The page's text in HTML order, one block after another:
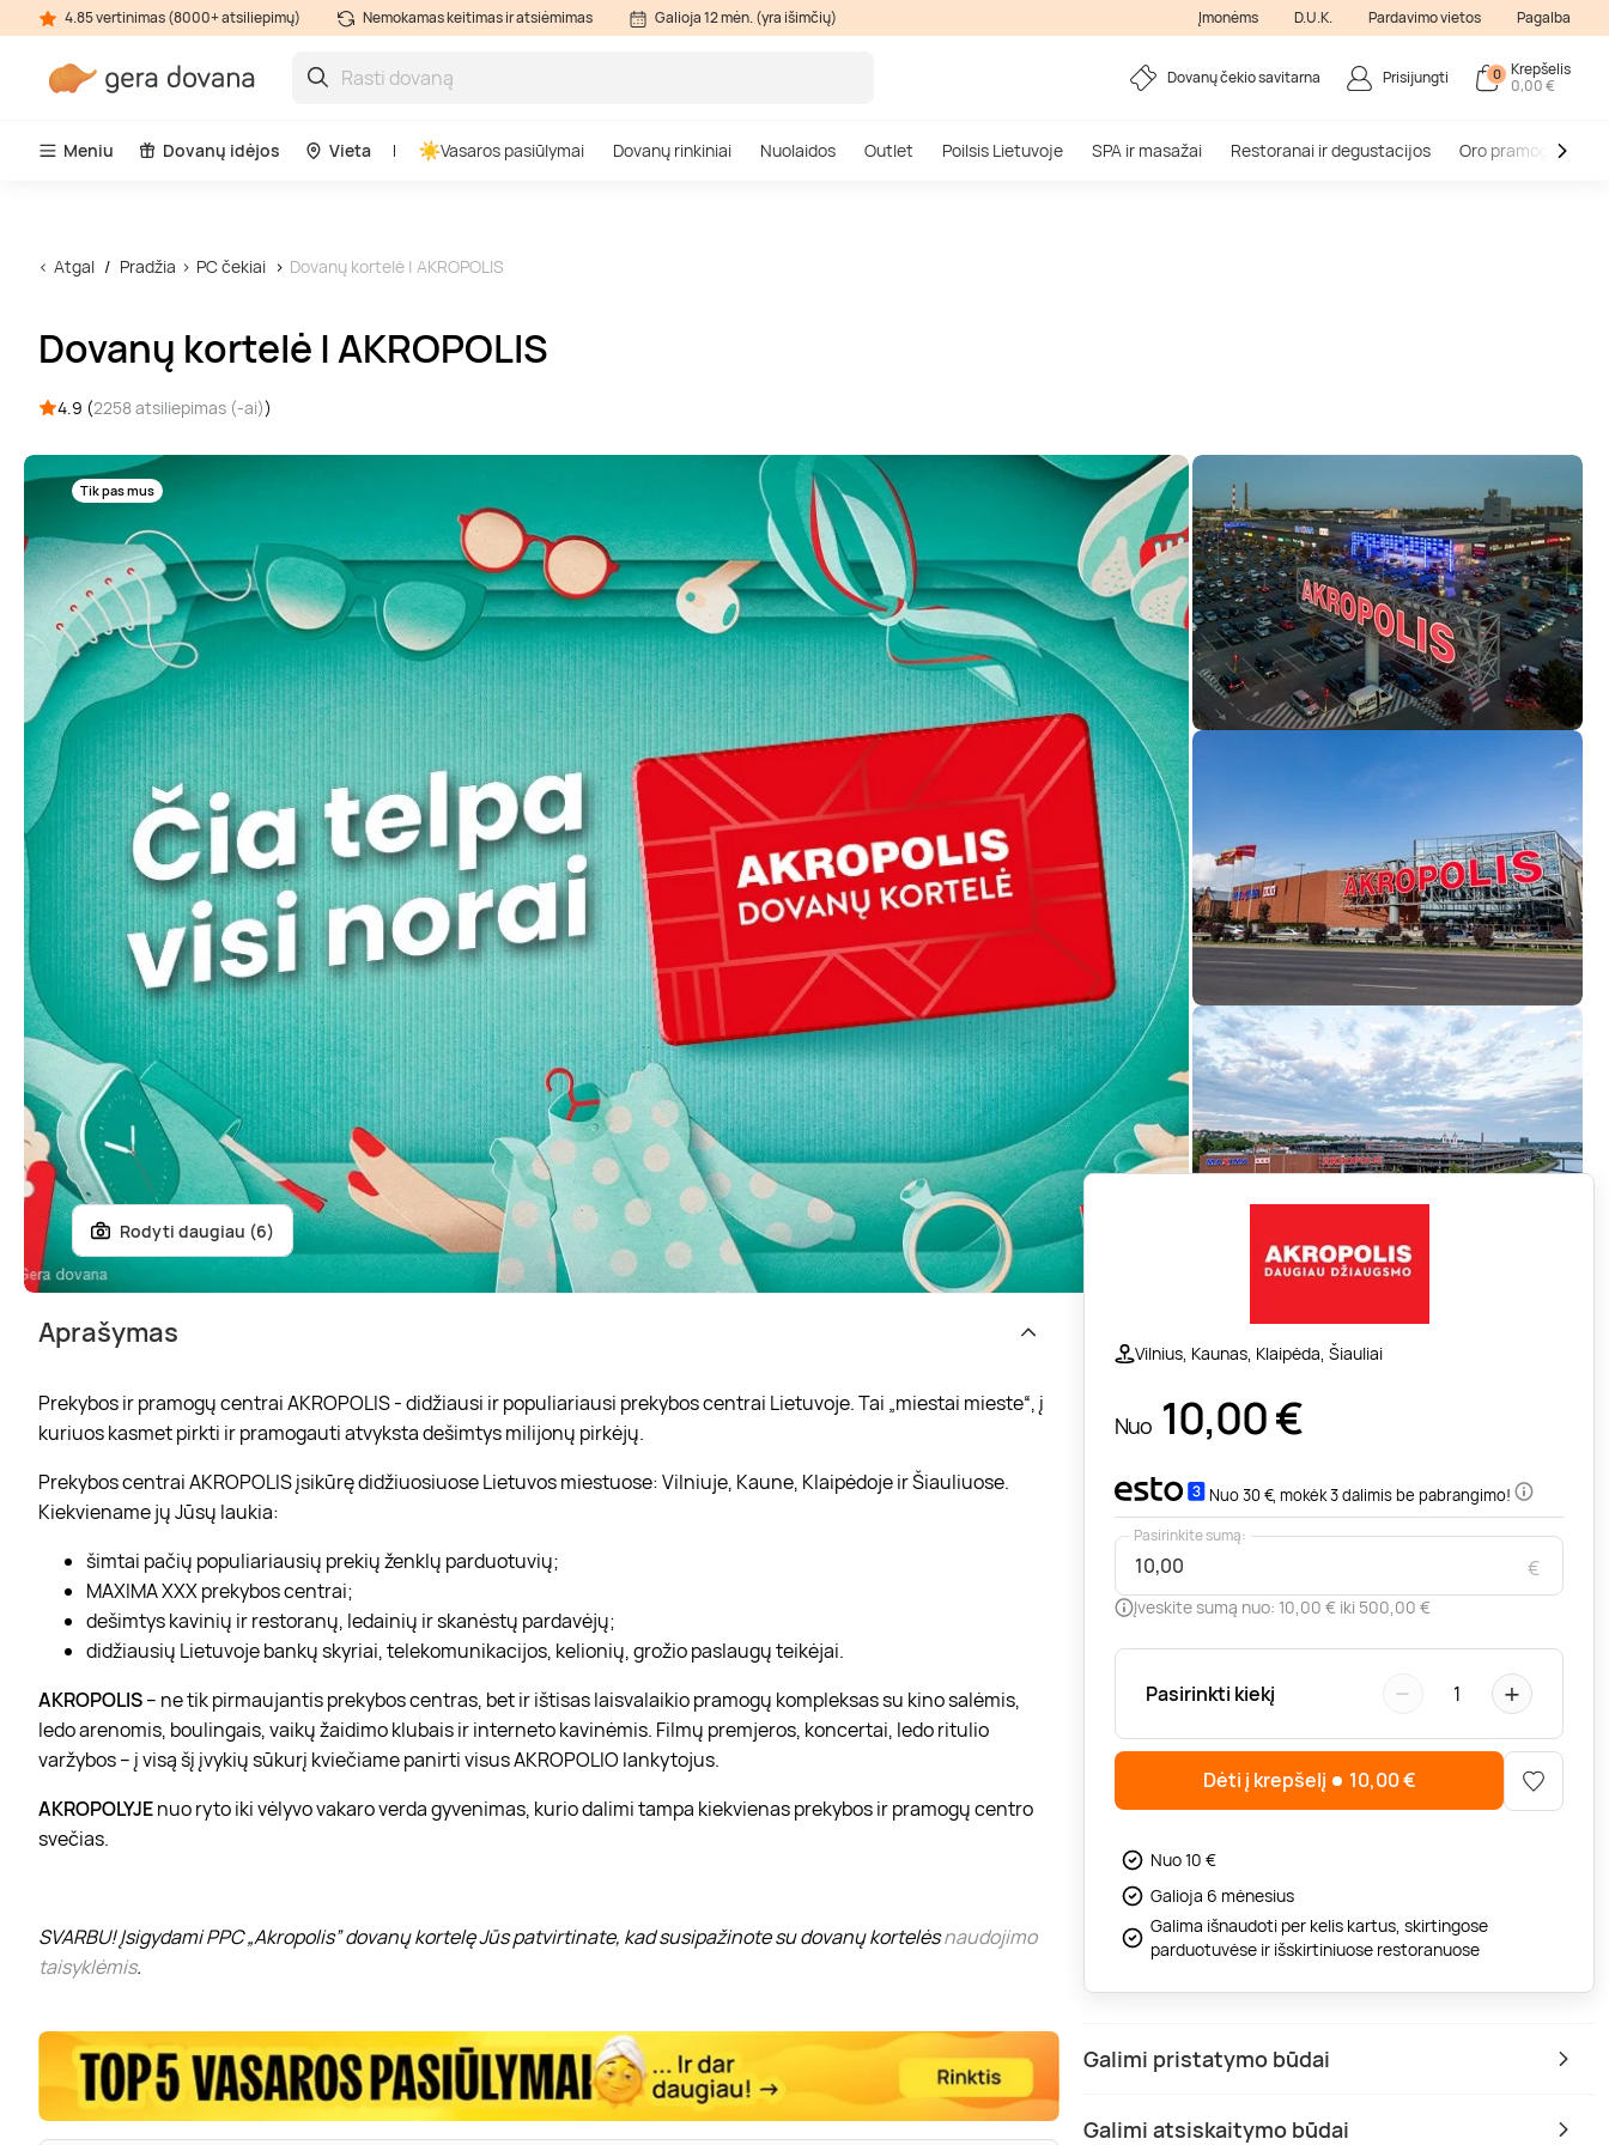
4.85 vertinimas (8000+ atsiliepimų) Nemokamas keitimas ir atsiėmimas Galioja 12 mėn. (yra išimčių) Įmonėms D.U.K. Pardavimo vietos Pagalba
Dovanų čekio savitarna Prisijungti 0 Krepšelis
0,00 €
Meniu Dovanų idėjos Vieta Vasaros pasiūlymai Dovanų rinkiniai Nuolaidos Outlet Poilsis Lietuvoje SPA ir masažai Restoranai ir degustacijos Oro pramogos
Atgal Pradžia PC čekiai Dovanų kortelė | AKROPOLIS
Dovanų kortelė | AKROPOLIS
4.9 (2258 atsiliepimas (-ai))
Tik pas mus
Rodyti daugiau (6)
Vilnius, Kaunas, Klaipėda, Šiauliai
Nuo 10,00€
Nuo 30 €, mokėk 3 dalimis be pabrangimo!
€
Pasirinkite sumą:
Įveskite sumą nuo: 10,00 € iki 500,00 €
Pasirinkti kiekį − 1 +
Dėti į krepšelį 10,00€
Nuo 10 €
Galioja 6 mėnesius
Galima išnaudoti per kelis kartus, skirtingose
parduotuvėse ir išskirtiniuose restoranuose
Galimi pristatymo būdai
Galimi atsiskaitymo būdai
Aprašymas
Prekybos ir pramogų centrai AKROPOLIS - didžiausi ir populiariausi prekybos centrai Lietuvoje. Tai „miestai mieste“, į
kuriuos kasmet pirkti ir pramogauti atvyksta dešimtys milijonų pirkėjų.
Prekybos centrai AKROPOLIS įsikūrę didžiuosiuose Lietuvos miestuose: Vilniuje, Kaune, Klaipėdoje ir Šiauliuose.
Kiekviename jų Jūsų laukia:
šimtai pačių populiariausių prekių ženklų parduotuvių;
MAXIMA XXX prekybos centrai;
dešimtys kavinių ir restoranų, ledainių ir skanėstų pardavėjų;
didžiausių Lietuvoje bankų skyriai, telekomunikacijos, kelionių, grožio paslaugų teikėjai.
AKROPOLIS– ne tik pirmaujantis prekybos centras, bet ir ištisas laisvalaikio pramogų kompleksas su kino salėmis,
ledo arenomis, boulingais, vaikų žaidimo klubais ir interneto kavinėmis. Filmų premjeros, koncertai, ledo ritulio
varžybos – į visą šį įvykių sūkurį kviečiame panirti visus AKROPOLIO lankytojus.
AKROPOLYJEnuo ryto iki vėlyvo vakaro verda gyvenimas, kurio dalimi tampa kiekvienas prekybos ir pramogų centro
svečias.
SVARBU! Įsigydami PPC „Akropolis” dovanų kortelę Jūs patvirtinate, kad susipažinote su dovanų kortelėsnaudojimo
taisyklėmis.